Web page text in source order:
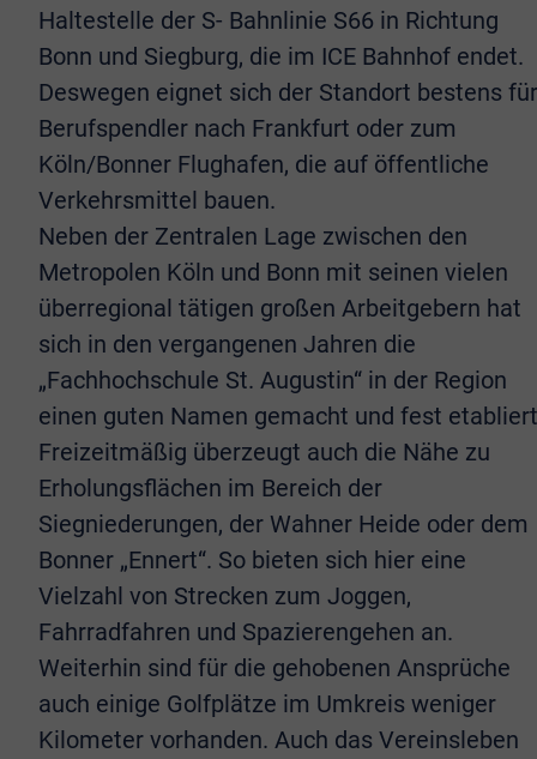
Haltestelle der S- Bahnlinie S66 in Richtung
Bonn und Siegburg, die im ICE Bahnhof endet.
Deswegen eignet sich der Standort bestens für
Berufspendler nach Frankfurt oder zum
Köln/Bonner Flughafen, die auf öffentliche
Verkehrsmittel bauen.
Neben der Zentralen Lage zwischen den
Metropolen Köln und Bonn mit seinen vielen
überregional tätigen großen Arbeitgebern hat
sich in den vergangenen Jahren die
„Fachhochschule St. Augustin“ in der Region
einen guten Namen gemacht und fest
Freizeitmäßig überzeugt auch die Nähe zu
Erholungsflächen im Bereich der
Siegniederungen, der Wahner Heide oder dem
Bonner „Ennert“. So bieten sich hier eine
Vielzahl von Strecken zum Joggen,
Fahrradfahren und Spazierengehen an.
Weiterhin sind für die gehobenen Ansprüche
auch einige Golfplätze im Umkreis weniger
Kilometer vorhanden. Auch das Vereinsleben